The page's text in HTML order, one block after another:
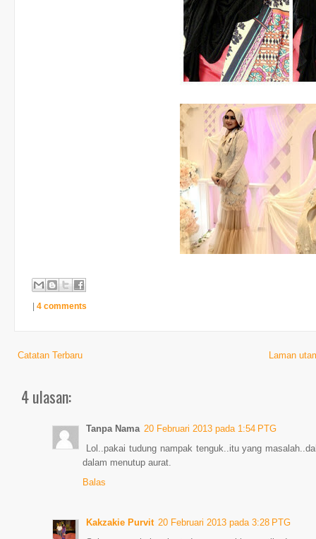
| 4 comments
Catatan Terbaru Laman
4 ulasan:
Tanpa Nama 20 Februari 2013 pada 1:54 PTG
Lol..pakai tudung nampak tenguk..itu yang
dalam menutup aurat.
Balas
Kakzakie Purvit 20 Februari 2013 pada 3:28 PTG